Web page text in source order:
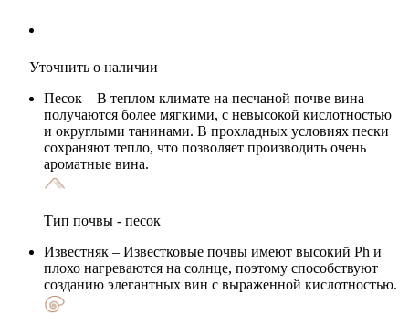
Уточнить о наличии
Песок – В теплом климате на песчаной почве вина
получаются более мягкими, с невысокой кислотностью
и округлыми танинами. В прохладных условиях пески
сохраняют тепло, что позволяет производить очень
ароматные вина.
Тип почвы - песок
Известняк – Известковые почвы имеют высокий Ph и
плохо нагреваются на солнце, поэтому способствуют
созданию элегантных вин с выраженной кислотностью.